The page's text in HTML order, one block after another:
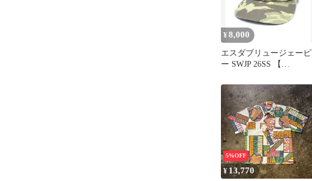
¥ 8,000
エスダブリュージェーピ
ー SWJP 26SS 【
CAMO CAP SW 26SS 59
】 カモフラ デザイン 迷
彩 キャップ h8774
5%OFF
¥13,770